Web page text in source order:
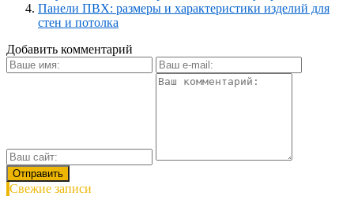
Панели ПВХ: размеры и характеристики изделий для
стен и потолка
Добавить комментарий
Свежие записи